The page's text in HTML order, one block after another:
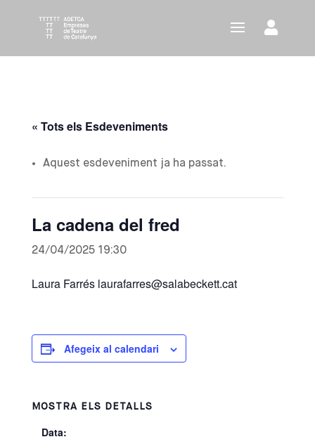
« Tots els Esdeveniments
Aquest esdeveniment ja ha passat.
La cadena del fred
24/04/2025 19:30
Laura Farrés laurafarres@salabeckett.cat
Afegeix al calendari
MOSTRA ELS DETALLS
Data: